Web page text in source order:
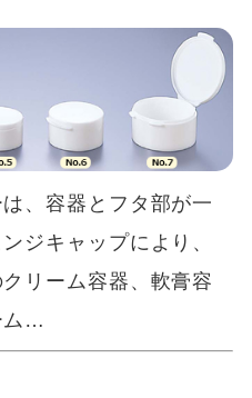
、容器とフタ部が一
ジキャップにより、
リーム容器、軟膏容
ム…